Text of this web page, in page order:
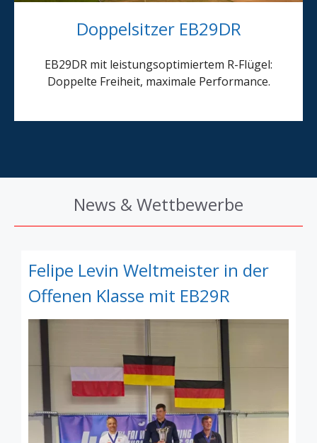
Doppelsitzer EB29DR
EB29DR mit leistungsoptimiertem R-Flügel:
Doppelte Freiheit, maximale Performance.
News & Wettbewerbe
Felipe Levin Weltmeister in der
Offenen Klasse mit EB29R